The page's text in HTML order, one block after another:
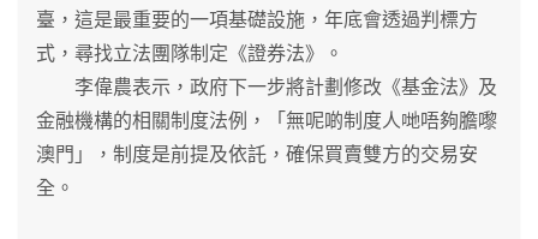
臺，這是最重要的一項基礎設施，年底會透過判標方
式，尋找立法團隊制定《證券法》。
李偉農表示，政府下一步將計劃修改《基金法》及
金融機構的相關制度法例，「無呢啲制度人哋唔夠膽嚟
澳門」，制度是前提及依託，確保買賣雙方的交易安
全。